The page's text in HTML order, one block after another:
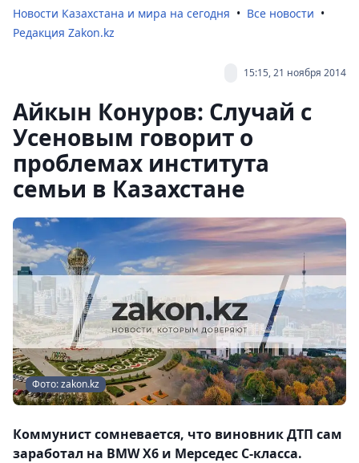
Новости Казахстана и мира на сегодня
Все новости
Редакция Zakon.kz
15:15, 21 ноября 2014
Айкын Конуров: Случай с
Усеновым говорит о
проблемах института
семьи в Казахстане
Фото: zakon.kz
Коммунист сомневается, что виновник ДТП сам
заработал на BMW X6 и Мерседес С-класса.